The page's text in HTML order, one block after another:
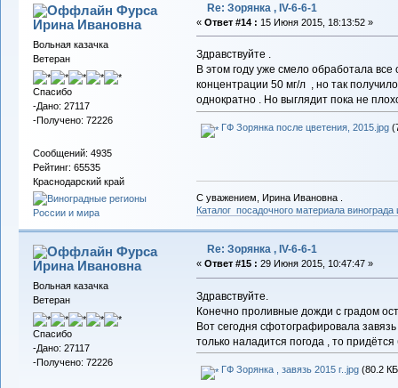
Фурса
Ирина Ивановна
Вольная казачка
Ветеран
Спасибо
-Дано: 27117
-Получено: 72226
Сообщений: 4935
Рейтинг: 65535
Краснодарский край
Re: Зорянка , IV-6-6-1
« Ответ #14 : 15 Июня 2015, 18:13:52 »
Здравствуйте .
В этом году уже смело обработала
концентрации 50 мг/л , но так
однократно . Но выглядит пока не
ГФ Зорянка после цветения, 2015.jpg
С уважением, Ирина Ивановна .
Каталог посадочного материала
Фурса
Ирина Ивановна
Вольная казачка
Ветеран
Спасибо
-Дано: 27117
-Получено: 72226
Re: Зорянка , IV-6-6-1
« Ответ #15 : 29 Июня 2015, 10:47:47 »
Здравствуйте.
Конечно проливные дожди с градом
Вот сегодня сфотографировала
только наладится погода , то
ГФ Зорянка , завязь 2015 г..jpg(80.2